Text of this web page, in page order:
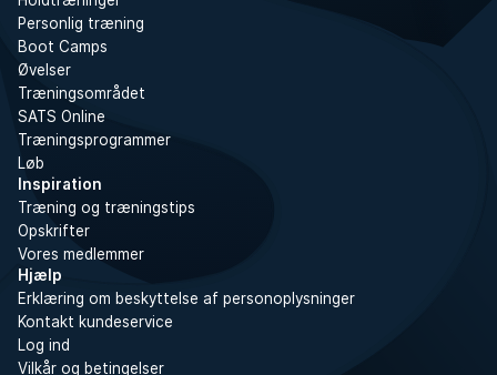
Personlig træning
Boot Camps
Øvelser
Træningsområdet
SATS Online
Træningsprogrammer
Løb
Inspiration
Træning og træningstips
Opskrifter
Vores medlemmer
Hjælp
Erklæring om beskyttelse af personoplysninger
Kontakt kundeservice
Log ind
Vilkår og betingelser